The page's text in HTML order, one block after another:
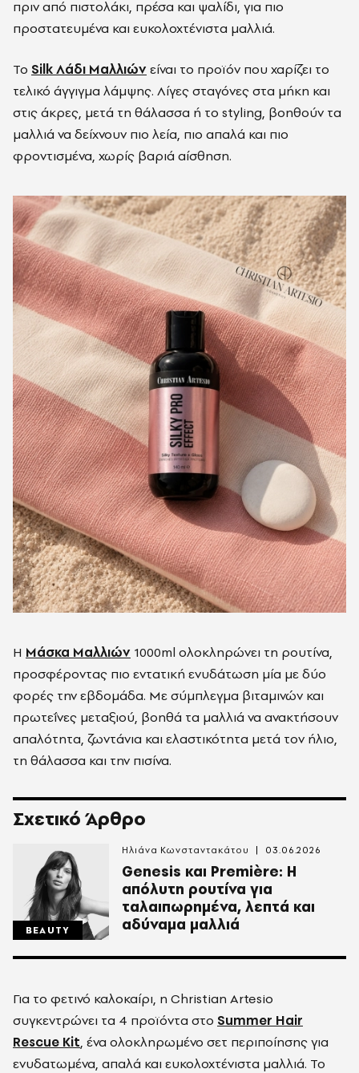
πριν από πιστολάκι, πρέσα και ψαλίδι, για πιο
προστατευμένα και ευκολοχτένιστα μαλλιά.
Το Silk Λάδι Μαλλιών είναι το προϊόν που χαρίζει το
τελικό άγγιγμα λάμψης. Λίγες σταγόνες στα μήκη και
στις άκρες, μετά τη θάλασσα ή το styling, βοηθούν τα
μαλλιά να δείχνουν πιο λεία, πιο απαλά και πιο
φροντισμένα, χωρίς βαριά αίσθηση.
Η Μάσκα Μαλλιών 1000ml ολοκληρώνει τη ρουτίνα,
προσφέροντας πιο εντατική ενυδάτωση μία με δύο
φορές την εβδομάδα. Με σύμπλεγμα βιταμινών και
πρωτεΐνες μεταξιού, βοηθά τα μαλλιά να ανακτήσουν
απαλότητα, ζωντάνια και ελαστικότητα μετά τον ήλιο,
τη θάλασσα και την πισίνα.
Σχετικό Άρθρο
BEAUTY
Genesis και Première: Η
απόλυτη ρουτίνα για
ταλαιπωρημένα, λεπτά και
αδύναμα μαλλιά
Ηλιάνα Κωνσταντακάτου 03.06.2026
Για το φετινό καλοκαίρι, η Christian Artesio
συγκεντρώνει τα 4 προϊόντα στο Summer Hair
Rescue Kit, ένα ολοκληρωμένο σετ περιποίησης για
ενυδατωμένα, απαλά και ευκολοχτένιστα μαλλιά. Το